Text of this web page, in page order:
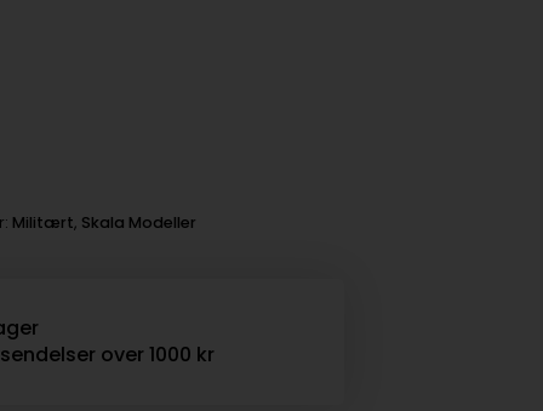
Militært, Skala Modeller
over 1000 kr